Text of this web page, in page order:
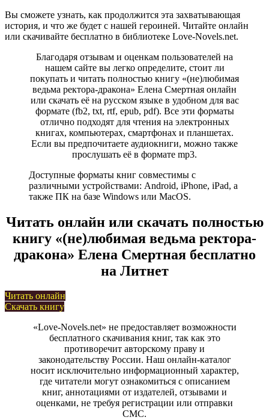
Вы сможете узнать, как продолжится эта захватывающая
история, и что же будет с нашей героиней. Читайте онлайн
или скачивайте бесплатно в библиотеке Love-Novels.net.
Благодаря отзывам и оценкам пользователей на
нашем сайте вы легко определите, стоит ли
покупать и читать полностью книгу «(не)любимая
ведьма ректора-дракона» Елена Смертная онлайн
или скачать её на русском языке в удобном для вас
формате (fb2, txt, rtf, epub, pdf). Все эти форматы
отлично подходят для чтения на электронных
книгах, компьютерах, смартфонах и планшетах.
Если вы предпочитаете аудиокниги, можно также
прослушать её в формате mp3.
Доступные форматы книг совместимы с
различными устройствами: Android, iPhone, iPad, а
также ПК на базе Windows или MacOS.
Читать онлайн или скачать полностью
книгу «(не)любимая ведьма ректора-
дракона» Елена Смертная бесплатно
на Литнет
Читать онлайн
Скачать книгу
«Love-Novels.net» не предоставляет возможности
бесплатного скачивания книг, так как это
противоречит авторскому праву и
законодательству России. Наш онлайн-каталог
носит исключительно информационный характер,
где читатели могут ознакомиться с описанием
книг, аннотациями от издателей, отзывами и
оценками, не требуя регистрации или отправки
СМС.